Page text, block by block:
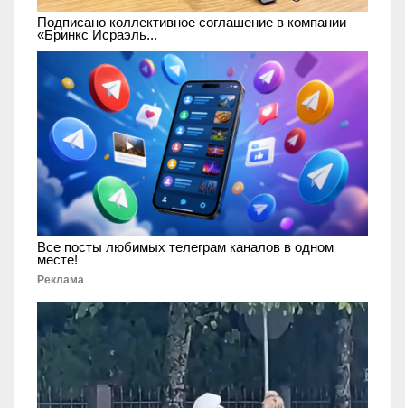
Подписано коллективное соглашение в компании
«Бринкс Исраэль...
Все посты любимых телеграм каналов в одном
месте!
Реклама